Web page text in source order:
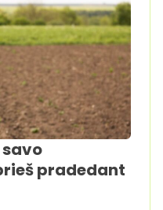
pradedant